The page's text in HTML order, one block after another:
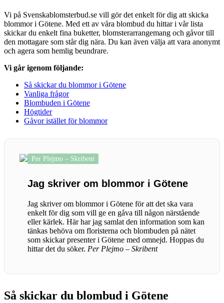
Vi på Svenskablomsterbud.se vill gör det enkelt för dig att skicka
blommor i Götene. Med ett av våra blombud du hittar i vår lista
skickar du enkelt fina buketter, blomsterarrangemang och gåvor till
den mottagare som står dig nära. Du kan även välja att vara anonymt
och agera som hemlig beundrare.
Vi går igenom följande:
Så skickar du blommor i Götene
Vanliga frågor
Blombuden i Götene
Högtider
Gåvor istället för blommor
Per Plejmo – Skribent
Jag skriver om blommor i Götene
Jag skriver om blommor i Götene för att det ska vara
enkelt för dig som vill ge en gåva till någon närstående
eller kärlek. Här har jag samlat den information som kan
tänkas behöva om floristerna och blombuden på nätet
som skickar presenter i Götene med omnejd. Hoppas du
hittar det du söker. Per Plejmo – Skribent
Så skickar du blombud i Götene